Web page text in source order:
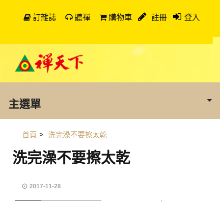
訂雜誌 聽禪 購物車 註冊 登入
主選單
首頁 > 洗完澡不要擦太乾
洗完澡不要擦太乾
2017-11-28